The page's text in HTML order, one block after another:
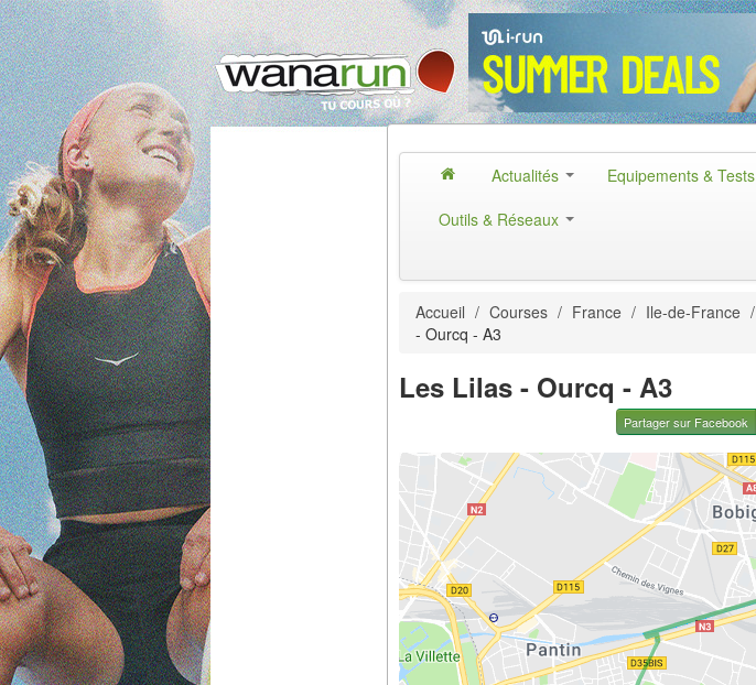
Actualités Equipements & Tests
Outils & Réseaux
Accueil / Courses / France / Ile-de-France /
- Ourcq - A3
Les Lilas - Ourcq - A3
Partager sur Facebook